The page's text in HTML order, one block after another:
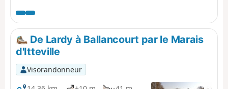
partir du village de Mauchamps, le parcours est plus
diversifié et se déroule en partie en forêt. Plusieurs
belles églises sont au rendez-vous, à Étréchy,
Mauchamps et Torfou, sans compter la superbe église
de Saint-Sulpice-de-Favières pour laquelle un diverticule
est proposé.
De Lardy à Ballancourt par le Marais
d'Itteville
Visorandonneur